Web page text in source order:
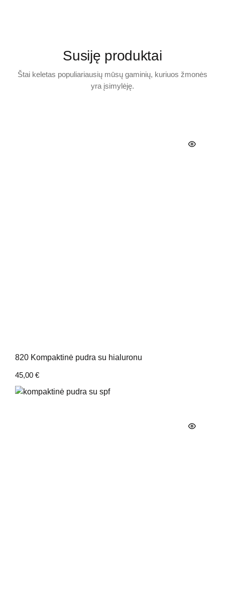
Susiję produktai
Štai keletas populiariausių mūsų gaminių, kuriuos žmonės
yra įsimylėję.
820 Kompaktinė pudra su hialuronu
45,00 €